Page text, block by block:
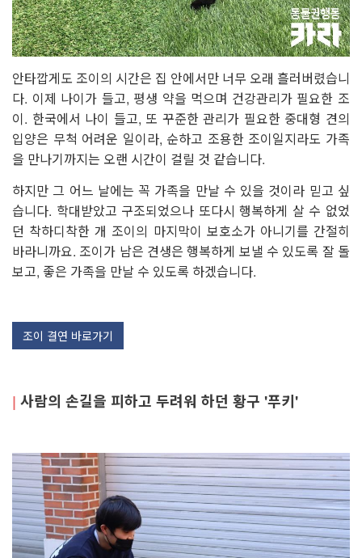
안타깝게도 조이의 시간은 집 안에서만 너무 오래 흘러버렸습니
다. 이제 나이가 들고, 평생 약을 먹으며 건강관리가 필요한 조
이. 한국에서 나이 들고, 또 꾸준한 관리가 필요한 중대형 견의
입양은 무척 어려운 일이라, 순하고 조용한 조이일지라도 가족
을 만나기까지는 오랜 시간이 걸릴 것 같습니다.
하지만 그 어느 날에는 꼭 가족을 만날 수 있을 것이라 믿고 싶
습니다. 학대받았고 구조되었으나 또다시 행복하게 살 수 없었
던 착하디착한 개 조이의 마지막이 보호소가 아니기를 간절히
바라니까요. 조이가 남은 견생은 행복하게 보낼 수 있도록 잘 돌
보고, 좋은 가족을 만날 수 있도록 하겠습니다.
조이 결연 바로가기
| 사람의 손길을 피하고 두려워 하던 황구 '푸키'